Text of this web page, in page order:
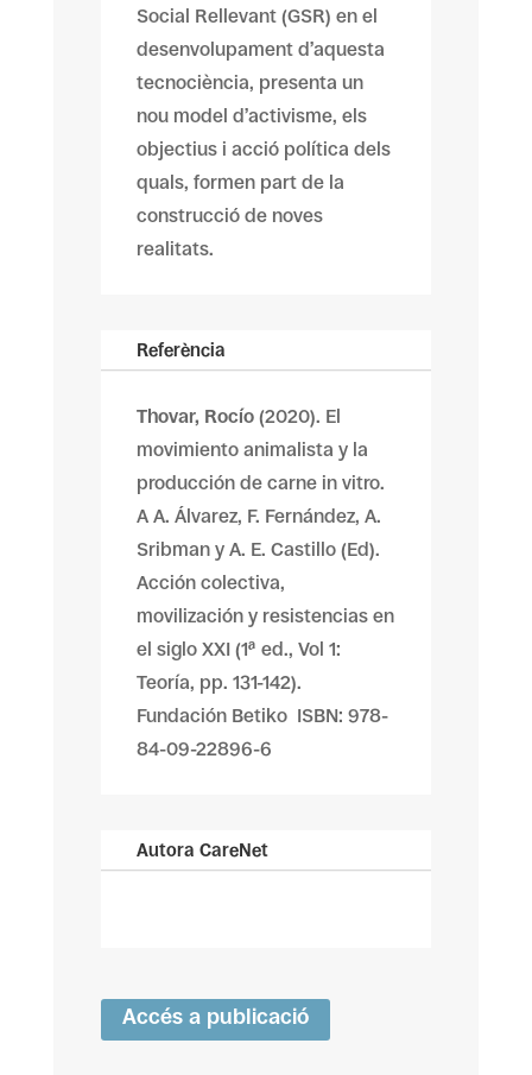
Social Rellevant (GSR) en el
desenvolupament d’aquesta
tecnociència, presenta un
nou model d’a­ctivisme, els
objectius i acció política dels
quals, formen part de la
construcció de noves
realitats.
Referència
Thovar, Rocío(2020). El
movimiento animalista y la
producción de carne in vitro.
A A. Álvarez, F. Fernández, A.
Sribman y A. E. Castillo (Ed).
Acción colectiva,
movilización y resistencias en
el siglo XXI (1ª ed., Vol 1:
Teoría, pp. 131-142).
Fundación Betiko ISBN: 978-
84-09-22896-6
Autora CareNet
Accés a publicació